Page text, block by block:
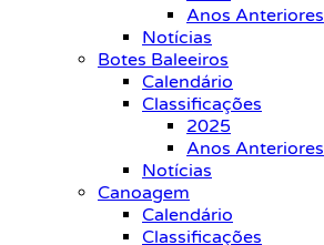
Anos Anteriores
Notícias
Botes Baleeiros
Calendário
Classificações
2025
Anos Anteriores
Notícias
Canoagem
Calendário
Classificações